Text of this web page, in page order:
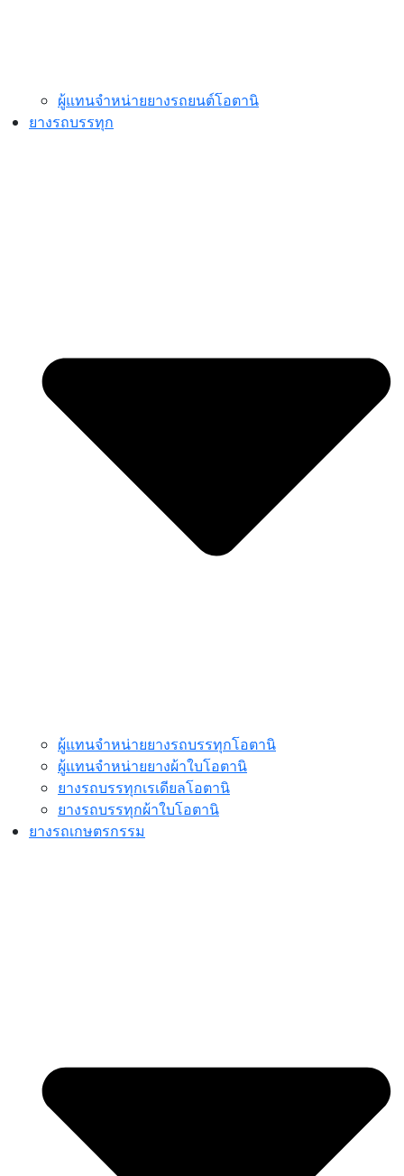
ผู้แทนจำหน่ายยางรถยนต์โอตานิ
ยางรถบรรทุก
ผู้แทนจำหน่ายยางรถบรรทุกโอตานิ
ผู้แทนจำหน่ายยางผ้าใบโอตานิ
ยางรถบรรทุกเรเดียลโอตานิ
ยางรถบรรทุกผ้าใบโอตานิ
ยางรถเกษตรกรรม